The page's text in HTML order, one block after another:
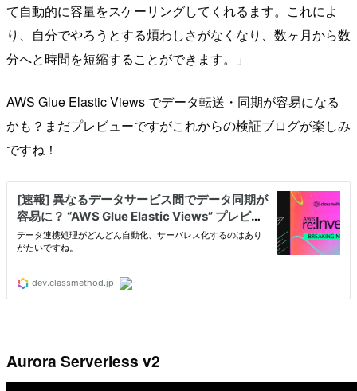
て自動的に容量をスケーリングしてくれるます。これによ
り、自分でやろうとする煩わしさがなくなり、数ヶ月から数
分へと時間を短縮することができます。」
AWS Glue Elastic Views でデータ転送・同期が容易になる
かも？まだプレビューですがこれからの検証ブログが楽しみ
ですね！
Aurora Serverless v2